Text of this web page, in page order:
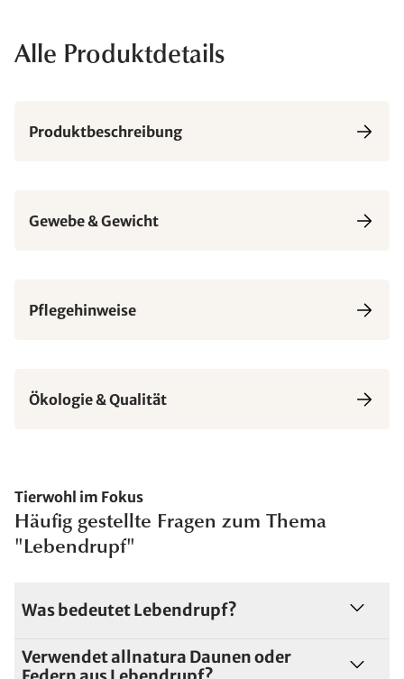
Alle Produktdetails
Produktbeschreibung
Gewebe & Gewicht
Pflegehinweise
Ökologie & Qualität
Tierwohl im Fokus
Häufig gestellte Fragen zum Thema
"Lebendrupf"
Was bedeutet Lebendrupf?
Verwendet allnatura Daunen oder